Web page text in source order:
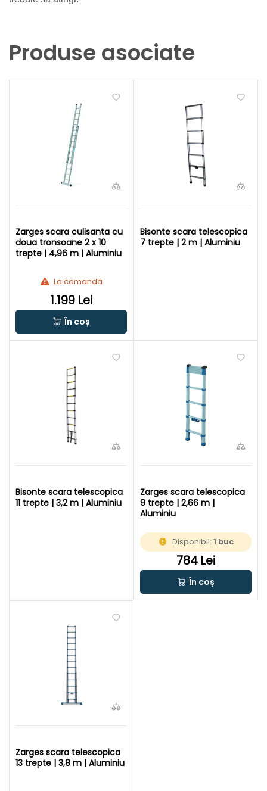
Produse asociate
Zarges scara culisanta cu
doua tronsoane 2 x 10
trepte | 4,96 m | Aluminiu
La comandă
1.199 Lei
În coș
Bisonte scara telescopica
7 trepte | 2 m | Aluminiu
Bisonte scara telescopica
11 trepte | 3,2 m | Aluminiu
Zarges scara telescopica
9 trepte | 2,66 m |
Aluminiu
Disponibil: 1 buc
784 Lei
În coș
Zarges scara telescopica
13 trepte | 3,8 m | Aluminiu